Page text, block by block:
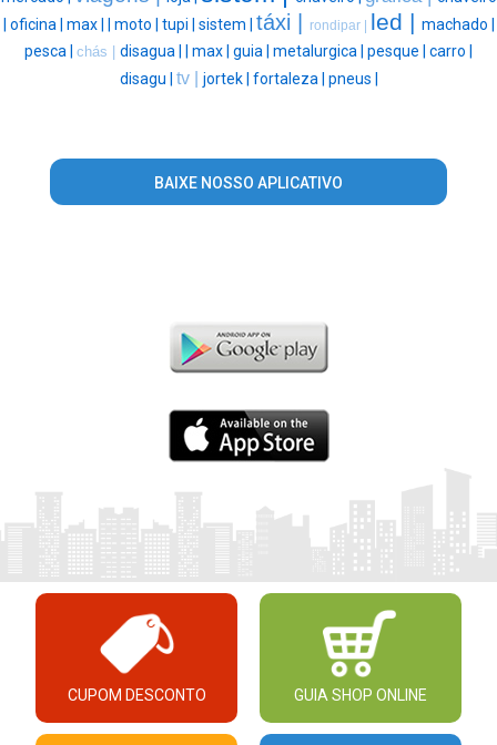
| oficina | max | | moto | tupi | sistem | táxi | rondipar | led | machado |
pesca | chás | disagua | | max | guia | metalurgica | pesque | carro |
disagu | tv | jortek | fortaleza | pneus |
BAIXE NOSSO APLICATIVO
CUPOM DESCONTO GUIA SHOP ONLINE